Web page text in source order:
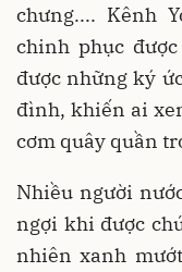
chưng.... Kênh
chinh phục
được những ký
đình, khiến ai
cơm quây quần
Nhiều người
ngợi khi được
nhiên xanh